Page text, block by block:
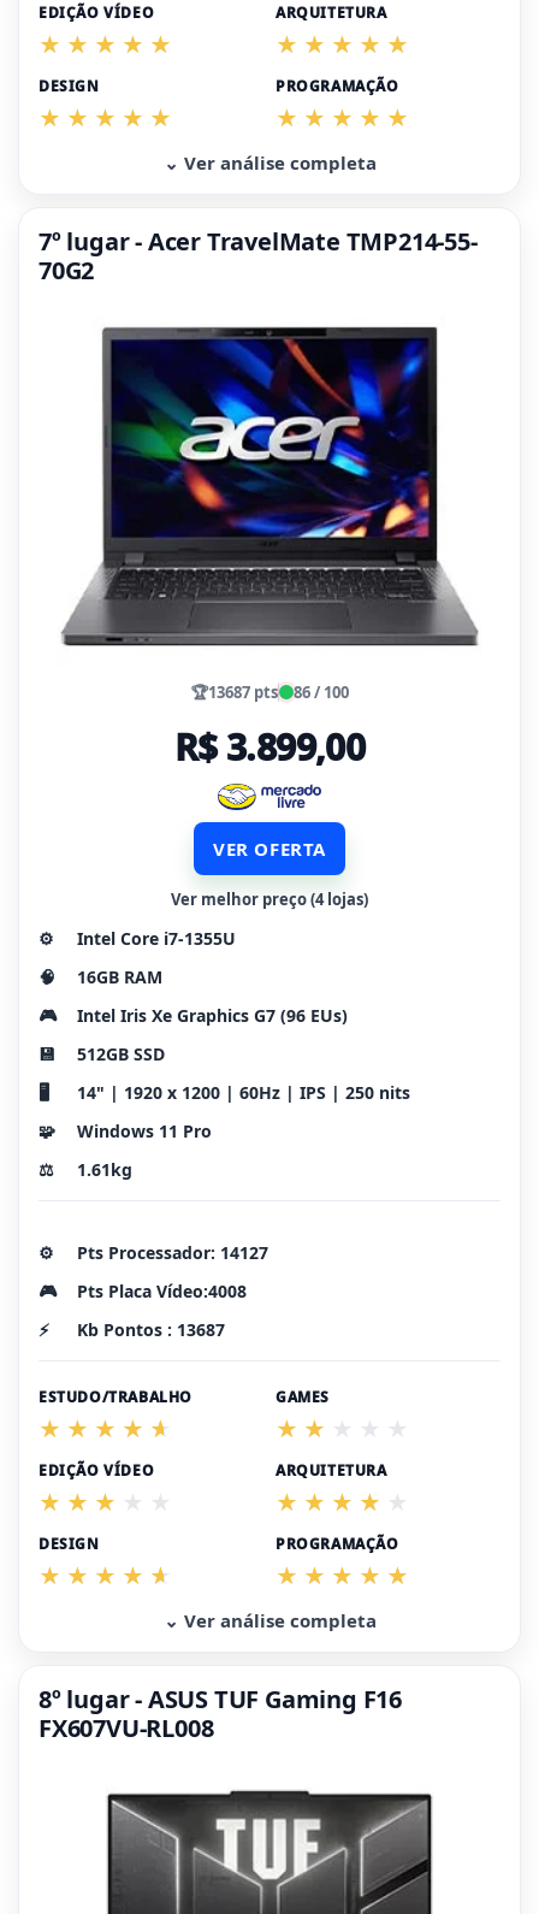
EDIÇÃO VÍDEO ARQUITETURA
DESIGN PROGRAMAÇÃO
⌄ Ver análise completa
7º lugar - Acer TravelMate TMP214-55-
70G2
🏆13687 pts 86 / 100
R$ 3.899,00
VER OFERTA
Ver melhor preço (4 lojas)
⚙️
Intel Core i7-1355U
🧠
16GB RAM
🎮
Intel Iris Xe Graphics G7 (96 EUs)
💾
512GB SSD
🖥️
14" | 1920 x 1200 | 60Hz | IPS | 250 nits
🧩
Windows 11 Pro
⚖️
1.61kg
⚙️
Pts Processador: 14127
🎮
Pts Placa Vídeo:4008
⚡
Kb Pontos : 13687
ESTUDO/TRABALHO GAMES
EDIÇÃO VÍDEO ARQUITETURA
DESIGN PROGRAMAÇÃO
⌄ Ver análise completa
8º lugar - ASUS TUF Gaming F16
FX607VU-RL008